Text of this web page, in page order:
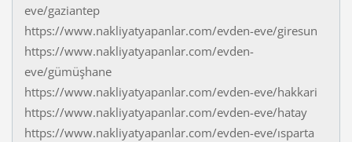
eve/gaziantep
https://www.nakliyatyapanlar.com/evden-eve/giresun
https://www.nakliyatyapanlar.com/evden-
eve/gümüşhane
https://www.nakliyatyapanlar.com/evden-eve/hakkari
https://www.nakliyatyapanlar.com/evden-eve/hatay
https://www.nakliyatyapanlar.com/evden-eve/ısparta